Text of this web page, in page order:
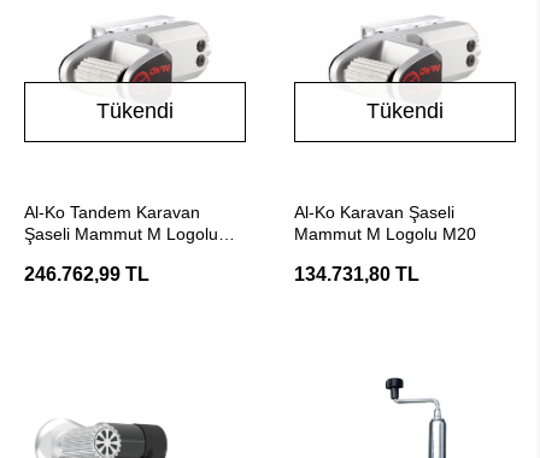
Tükendi
Al-Ko Tandem Karavan
Şaseli Mammut M Logolu
246.762,99 TL
Tükendi
Al-Ko Karavan Şaseli
Mammut M Logolu M20
134.731,80 TL